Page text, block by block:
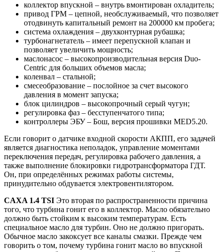
коллектор впускной – внутрь вмонтирован охладитель;
привод ГРМ – цепной, необслуживаемый, что позволяет
отодвинуть капитальный ремонт на 200000 км пробега;
система охлаждения – двухконтурная рубашка;
турбонагнетатель – имеет перепускной клапан и
позволяет увеличить мощность;
маслонасос – высокопроизводительная версия Duo-
Centric для больших объемов масла;
коленвал – стальной;
смесеобразование – послойное за счет высокого
давления в момент запуска;
блок цилиндров – высокопрочный серый чугун;
регулировка фаз – бесступенчатого типа;
контроллеры ЭБУ – Бош, версия прошивки MED5.20.
Если говорит о датчике входной скорости АКПП, его задачей
является диагностика неполадок, управление моментами
переключения передач, регулировка рабочего давления, а
также выполнение блокировки гидротрансформатора ГДТ.
Он, при определённых режимах работы системы,
принудительно обдувается электровентилятором.
CAXA 1.4 TSI Это вторая по распространенности причина
того, что турбина гонит его в коллектор. Масло обязательно
должно быть стойким к высоким температурам. Есть
специальное масло для турбин. Оно не должно пригорать.
Обычное масло закоксует все каналы смазки. Прежде чем
говорить о том, почему турбина гонит масло во впускной